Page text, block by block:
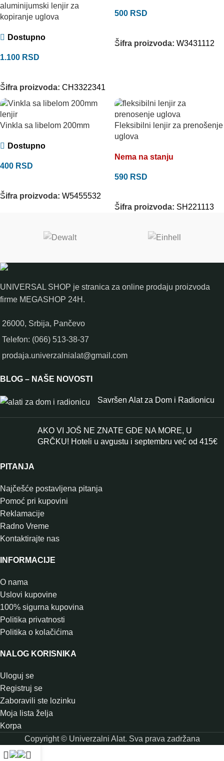
aluminijumski lenjir za
kopiranje uglova
Dostupno
1.100 RSD
Šifra proizvoda: CH3322341
500 RSD
Šifra proizvoda: W3431112
Vinkla sa libelom 200mm
Dostupno
400 RSD
Šifra proizvoda: W5455532
Fleksibilni lenjir za prenošenje
uglova
Nema na stanju
590 RSD
Šifra proizvoda: SH221113
UNIVERSAL SHOP je stranica za online prodaju proizvoda
firme MEGASHOP 24H.
26000, Srbija, Pančevo
Telefon: (066) 513-38-37
prodaja.univerzalnialat@gmail.com
BLOG – NAŠE NOVOSTI
Savršen Alat za Dom i Radionicu
AKO VI JOŠ NE ZNATE GDE NA MORE, U
GRČKU! Hoteli u avgustu i septembru već od 415€
PITANJA
Najčešće postavljena pitanja
Pomoć pri kupovini
Reklamacije
Radno Vreme
Kontaktirajte nas
INFORMACIJE
O nama
Uslovi kupovine
100% sigurna kupovina
Politika privatnosti
Politika o kolačićima
NALOG KORISNIKA
Uloguj se
Registruj se
Zaboravili ste lozinku
Moja lista želja
Korpa
Copyright © Univerzalni Alat. Sva prava zadržana